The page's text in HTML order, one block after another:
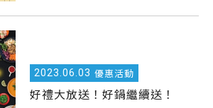
2023. 06.03 優惠活動
好禮大放送！好鍋繼續送！